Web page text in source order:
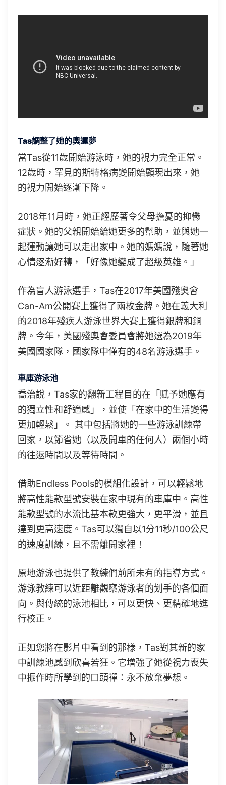
Tas調整了她的奧運夢
當Tas從11歲開始游泳時，她的視力完全正常。
12歲時，罕見的斯特格病變開始顯現出來，她
的視力開始逐漸下降。
2018年11月時，她正經歷著令父母擔憂的抑鬱
症狀。她的父親開始給她更多的幫助，並與她一
起運動讓她可以走出家中。她的媽媽說，隨著她
心情逐漸好轉，「好像她變成了超級英雄。」
作為盲人游泳選手，Tas在2017年美國殘奧會
Can-Am公開賽上獲得了兩枚金牌。她在義大利
的2018年殘疾人游泳世界大賽上獲得銀牌和銅
牌。今年，美國殘奧會委員會將她選為2019年
美國國家隊，國家隊中僅有的48名游泳選手。
車庫游泳池
喬治說，Tas家的翻新工程目的在「賦予她應有
的獨立性和舒適感」，並使「在家中的生活變得
更加輕鬆」。 其中包括將她的一些游泳訓練帶
回家，以節省她（以及開車的任何人）兩個小時
的往返時間以及等待時間。
借助Endless Pools的模組化設計，可以輕鬆地
將高性能款型號安裝在家中現有的車庫中。高性
能款型號的水流比基本款更強大，更平滑，並且
達到更高速度。Tas可以獨自以1分11秒/100公尺
的速度訓練，且不需離開家裡！
原地游泳也提供了教練們前所未有的指導方式。
游泳教練可以近距離觀察游泳者的划手的各個面
向。與傳統的泳池相比，可以更快、更精確地進
行校正。
正如您將在影片中看到的那樣，Tas對其新的家
中訓練池感到欣喜若狂。它增強了她從視力喪失
中振作時所學到的口頭禪：永不放棄夢想。